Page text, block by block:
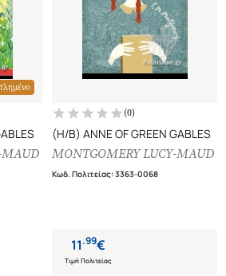
MAUD
(0)
(H/B) ANNE OF GREEN GABLES
MONTGOMERY LUCY-MAUD
Κωδ. Πολιτείας:3363-0068
11.99€
Τιμή Πολιτείας